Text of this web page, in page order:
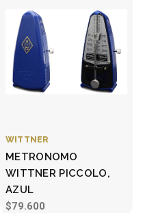
WITTNER
METRONOMO
WITTNER PICCOLO,
AZUL
$79.600